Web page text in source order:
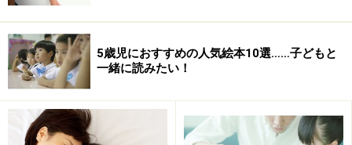
5歳児におすすめの人気絵本10選……子どもと
一緒に読みたい！